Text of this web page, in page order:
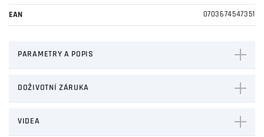
EAN 0703674547351
PARAMETRY A POPIS
DOŽIVOTNÍ ZÁRUKA
VIDEA